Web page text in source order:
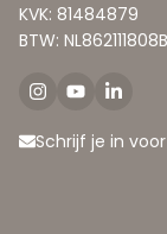
KVK: 81484879
BTW:
Schrijf je in